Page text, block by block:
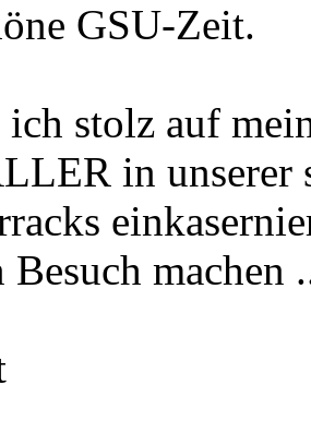
GSU-Zeit.
stolz auf
in unserer
Besuch machen